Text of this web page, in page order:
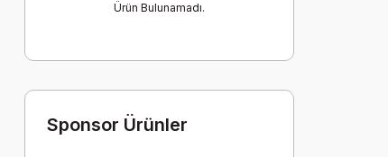
Ürün Bulunamadı.
Sponsor Ürünler